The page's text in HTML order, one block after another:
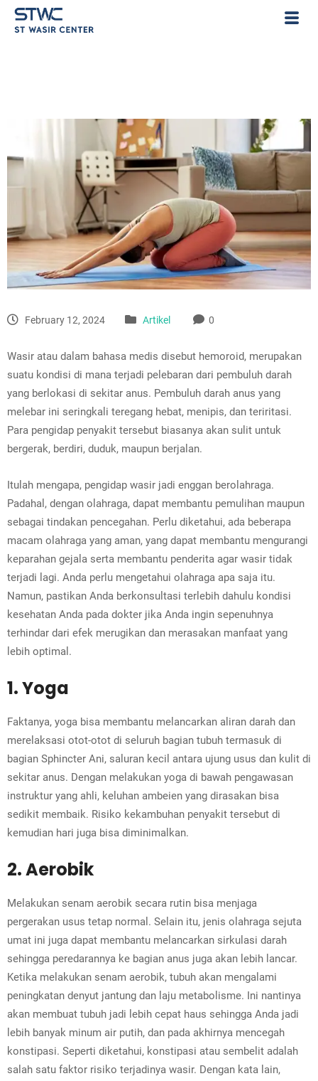
February 12, 2024 Artikel 0
Wasir atau dalam bahasa medis disebut hemoroid, merupakan
suatu kondisi di mana terjadi pelebaran dari pembuluh darah
yang berlokasi di sekitar anus. Pembuluh darah anus yang
melebar ini seringkali teregang hebat, menipis, dan teriritasi.
Para pengidap penyakit tersebut biasanya akan sulit untuk
bergerak, berdiri, duduk, maupun berjalan.
Itulah mengapa, pengidap wasir jadi enggan berolahraga.
Padahal, dengan olahraga, dapat membantu pemulihan maupun
sebagai tindakan pencegahan. Perlu diketahui, ada beberapa
macam olahraga yang aman, yang dapat membantu mengurangi
keparahan gejala serta membantu penderita agar wasir tidak
terjadi lagi. Anda perlu mengetahui olahraga apa saja itu.
Namun, pastikan Anda berkonsultasi terlebih dahulu kondisi
kesehatan Anda pada dokter jika Anda ingin sepenuhnya
terhindar dari efek merugikan dan merasakan manfaat yang
lebih optimal.
1. Yoga
Faktanya, yoga bisa membantu melancarkan aliran darah dan
merelaksasi otot-otot di seluruh bagian tubuh termasuk di
bagian Sphincter Ani, saluran kecil antara ujung usus dan kulit di
sekitar anus. Dengan melakukan yoga di bawah pengawasan
instruktur yang ahli, keluhan ambeien yang dirasakan bisa
sedikit membaik. Risiko kekambuhan penyakit tersebut di
kemudian hari juga bisa diminimalkan.
2. Aerobik
Melakukan senam aerobik secara rutin bisa menjaga
pergerakan usus tetap normal. Selain itu, jenis olahraga sejuta
umat ini juga dapat membantu melancarkan sirkulasi darah
sehingga peredarannya ke bagian anus juga akan lebih lancar.
Ketika melakukan senam aerobik, tubuh akan mengalami
peningkatan denyut jantung dan laju metabolisme. Ini nantinya
akan membuat tubuh jadi lebih cepat haus sehingga Anda jadi
lebih banyak minum air putih, dan pada akhirnya mencegah
konstipasi. Seperti diketahui, konstipasi atau sembelit adalah
salah satu faktor risiko terjadinya wasir. Dengan kata lain,